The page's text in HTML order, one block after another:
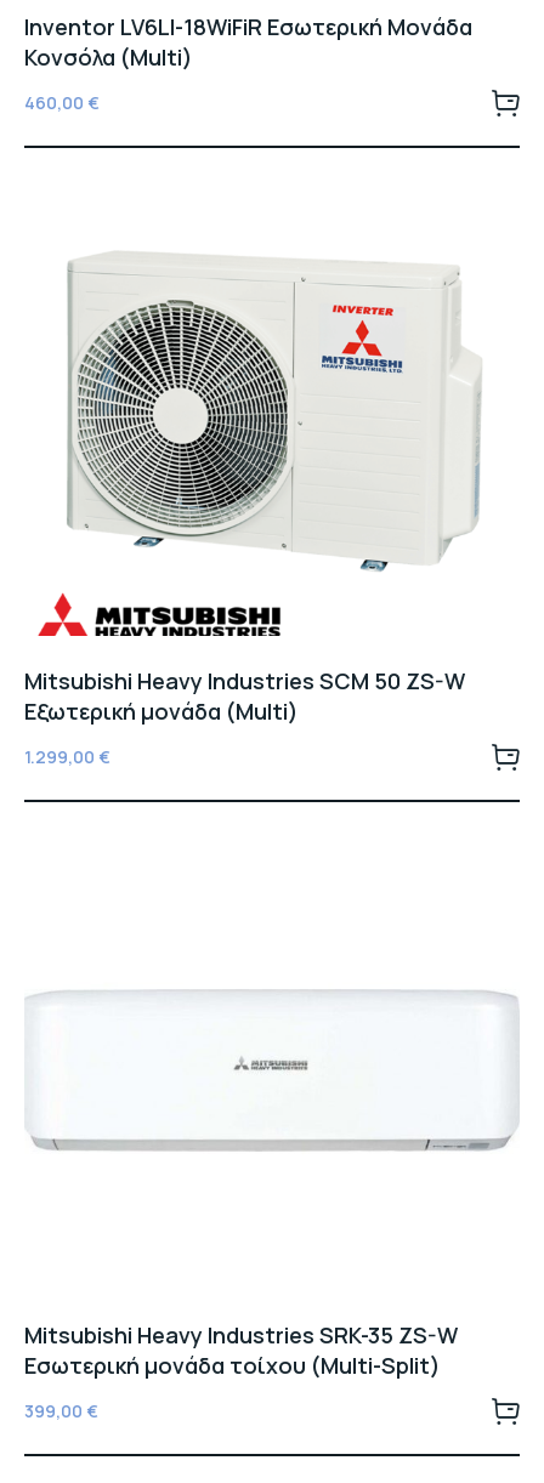
Inventor LV6LI-18WiFiR Εσωτερική Μονάδα
Κονσόλα (Multi)
460,00 €
Mitsubishi Heavy Industries SCM 50 ZS-W
Εξωτερική μονάδα (Multi)
1.299,00 €
Mitsubishi Heavy Industries SRK-35 ZS-W
Εσωτερική μονάδα τοίχου (Multi-Split)
399,00 €